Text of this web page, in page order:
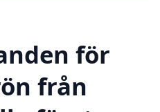
för
från